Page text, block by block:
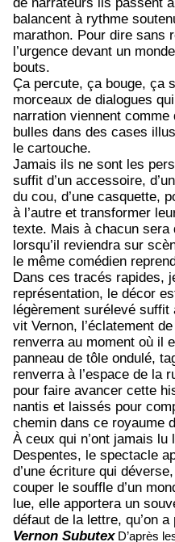
balancent à rythme
marathon. Pour dire sans
l’urgence devant un
bouts.
Ça percute, ça bouge, ça
morceaux de dialogues
narration viennent
bulles dans des cases
le cartouche.
Jamais ils ne sont les
suffit d’un accessoire,
du cou, d’une casquette,
à l’autre et transformer
texte. Mais à chacun sera
lorsqu’il reviendra sur
le même comédien
Dans ces tracés rapides,
représentation, le décor
légèrement surélevé suffit
vit Vernon, l’éclatement
renverra au moment où il
panneau de tôle ondulé,
renverra à l’espace de la
pour faire avancer cette
nantis et laissés pour
chemin dans ce royaume
À ceux qui n’ont jamais
Despentes, le spectacle
d’une écriture qui
couper le souffle d’un
lue, elle apportera un
défaut de la lettre, qu’on
Vernon SubutexD’après